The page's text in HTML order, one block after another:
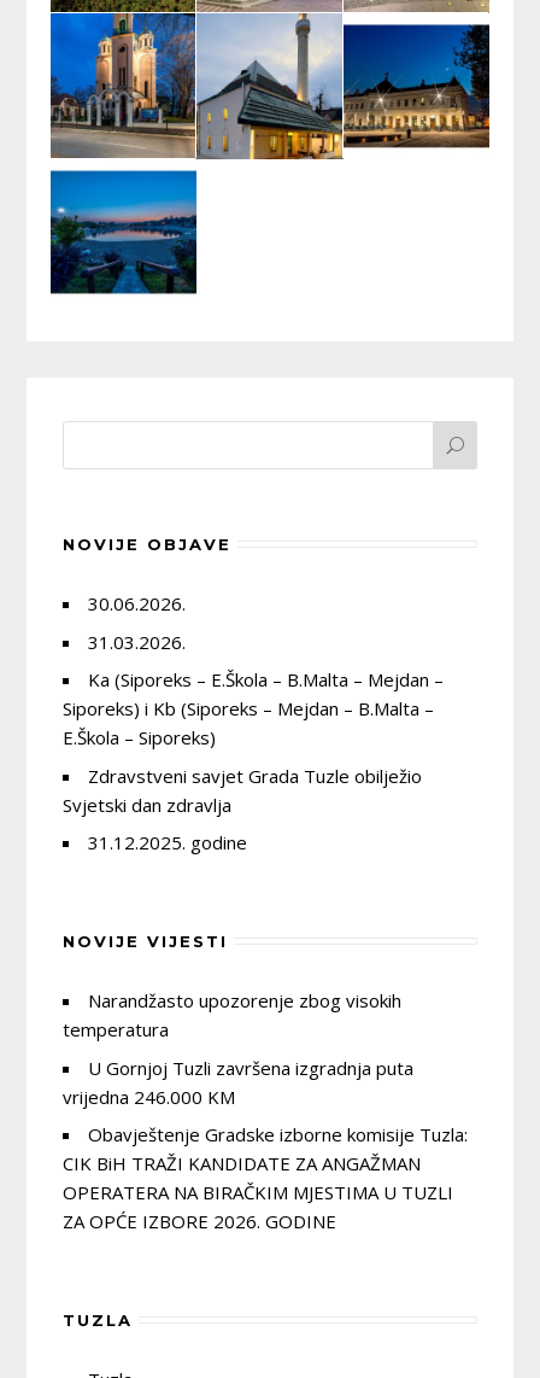
NOVIJE OBJAVE
30.06.2026.
31.03.2026.
Ka (Siporeks – E.Škola – B.Malta – Mejdan –
Siporeks) i Kb (Siporeks – Mejdan – B.Malta –
E.Škola – Siporeks)
Zdravstveni savjet Grada Tuzle obilježio
Svjetski dan zdravlja
31.12.2025. godine
NOVIJE VIJESTI
Narandžasto upozorenje zbog visokih
temperatura
U Gornjoj Tuzli završena izgradnja puta
vrijedna 246.000 KM
Obavještenje Gradske izborne komisije Tuzla:
CIK BiH TRAŽI KANDIDATE ZA ANGAŽMAN
OPERATERA NA BIRAČKIM MJESTIMA U TUZLI
ZA OPĆE IZBORE 2026. GODINE
TUZLA